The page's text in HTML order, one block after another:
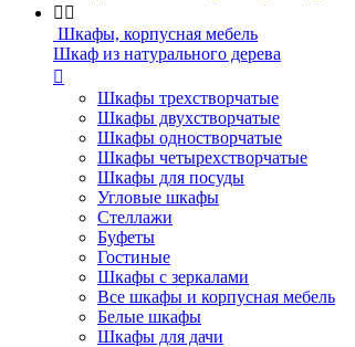
 
Шкафы, корпусная мебель
Шкаф из натурального дерева

Шкафы трехстворчатые
Шкафы двухстворчатые
Шкафы одностворчатые
Шкафы четырехстворчатые
Шкафы для посуды
Угловые шкафы
Стеллажи
Буфеты
Гостиные
Шкафы с зеркалами
Все шкафы и корпусная мебель
Белые шкафы
Шкафы для дачи